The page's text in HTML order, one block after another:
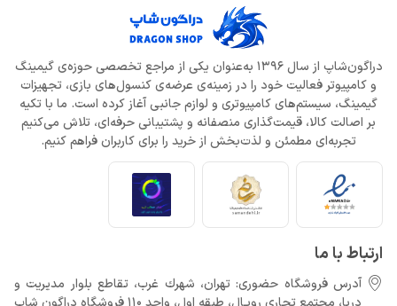
دراگون‌شاپ از سال 1396 به‌عنوان یکی از مراجع تخصصی حوزه‌ی گیمینگ
و کامپیوتر فعالیت خود را در زمینه‌ی عرضه‌ی کنسول‌های بازی، تجهیزات
گیمینگ، سیستم‌های کامپیوتری و لوازم جانبی آغاز کرده است. ما با تکیه
بر اصالت کالا، قیمت‌گذاری منصفانه و پشتیبانی حرفه‌ای، تلاش می‌کنیم
تجربه‌ای مطمئن و لذت‌بخش از خرید را برای کاربران فراهم کنیم.
ارتباط با ما
آدرس فروشگاه حضوری: تهران، شهرك غرب، تقاطع بلوار مدیریت و